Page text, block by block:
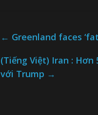
← Greenland faces
(Tiếng Việt) Iran : Hơn
với Trump →